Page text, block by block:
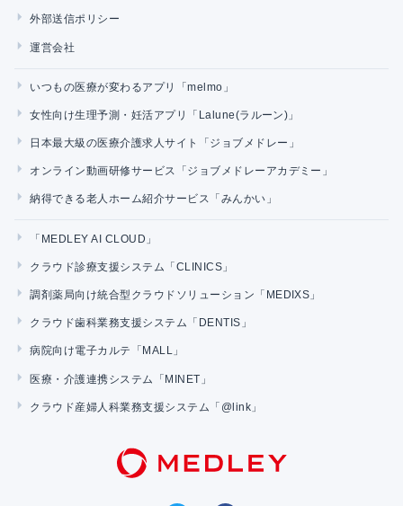
外部送信ポリシー
運営会社
いつもの医療が変わるアプリ「melmo」
女性向け生理予測・妊活アプリ「Lalune(ラルーン)」
日本最大級の医療介護求人サイト「ジョブメドレー」
オンライン動画研修サービス「ジョブメドレーアカデミー」
納得できる老人ホーム紹介サービス「みんかい」
「MEDLEY AI CLOUD」
クラウド診療支援システム「CLINICS」
調剤薬局向け統合型クラウドソリューション「MEDIXS」
クラウド歯科業務支援システム「DENTIS」
病院向け電子カルテ「MALL」
医療・介護連携システム「MINET」
クラウド産婦人科業務支援システム「@link」